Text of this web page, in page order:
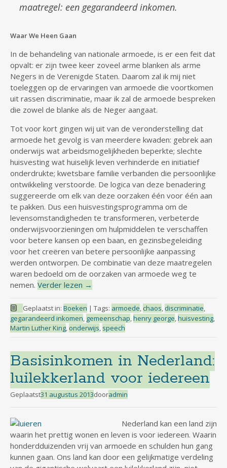
maatregel: een gegarandeerd inkomen.
Waar We Heen Gaan
In de behandeling van nationale armoede, is er een feit dat
opvalt: er zijn twee keer zoveel arme blanken als arme
Negers in de Verenigde Staten. Daarom zal ik mij niet
toeleggen op de ervaringen van armoede die voortkomen
uit rassen discriminatie, maar ik zal de armoede bespreken
die zowel de blanke als de Neger aangaat.
Tot voor kort gingen wij uit van de veronderstelling dat
armoede het gevolg is van meerdere kwaden: gebrek aan
onderwijs wat arbeidsmogelijkheden beperkte; slechte
huisvesting wat huiselijk leven verhinderde en initiatief
onderdrukte; kwetsbare familie verbanden die persoonlijke
ontwikkeling verstoorde. De logica van deze benadering
suggereerde om elk van deze oorzaken één voor één aan
te pakken. Dus een huisvestingsprogramma om de
levensomstandigheden te transformeren, verbeterde
onderwijsvoorzieningen om hulpmiddelen te verschaffen
voor betere kansen op een baan, en gezinsbegeleiding
voor het creëren van betere persoonlijke aanpassing
werden ontworpen. De combinatie van deze maatregelen
waren bedoeld om de oorzaken van armoede weg te
nemen. Verder lezen →
Geplaatst in: Boeken | Tags: armoede,chaos, discriminatie,
gegarandeerd inkomen, gemeenschap,henry george,huisvesting,
Martin Luther King, onderwijs, speech
Basisinkomen in Nederland:
luilekkerland voor iedereen
Geplaatst31 augustus 2013dooradmin
Nederland kan een land zijn
waarin het prettig wonen en leven is voor iedereen. Waarin
honderdduizenden vrij van armoede en schulden hun gang
kunnen gaan. Ons land kan door een gelijkmatige verdeling